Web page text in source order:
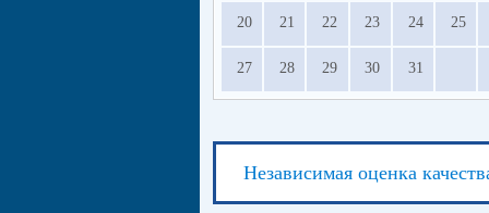
20 21 22 23 24 25
27 28 29 30 31
Независимая оценка